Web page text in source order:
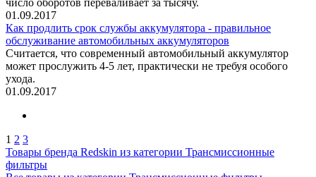
число оборотов переваливает за тысячу.
01.09.2017
Как продлить срок службы аккумулятора - правильное
обслуживание автомобильных аккумуляторов
Считается, что современный автомобильный аккумулятор
может прослужить 4-5 лет, практически не требуя особого
ухода.
01.09.2017
1 2 3
Товары бренда Redskin из категории Трансмиссионные
фильтры